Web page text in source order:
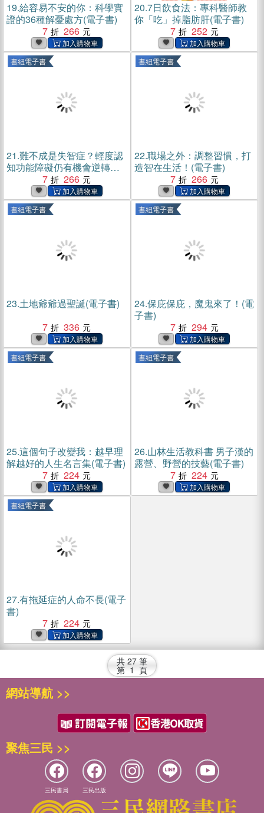
19.給容易不安的你：科學實
證的36種解憂處方(電子書)
7
266
20.7日飲食法：專科醫師教
你「吃」掉脂肪肝(電子書)
7
252
書紐電子書
21.難不成是失智症？輕度認
知功能障礙仍有機會逆轉！
7 266
書紐電子書
22.職場之外：調整習慣，打
造智在生活！(電子書)
7
266
書紐電子書
23.土地爺爺過聖誕(電子書)
7
336
書紐電子書
24.保庇保庇，魔鬼來了！(電
子書)
7
294
書紐電子書
25.這個句子改變我：越早理
解越好的人生名言集(電子書)
7
224
書紐電子書
26.山林生活教科書 男子漢的
露營、野營的技藝(電子書)
7
224
書紐電子書
27.有拖延症的人命不長(電子
書)
7
224
共 27 筆
第 1 頁
網站導航 >>
聚焦三民 >>
三民書局 三民出版